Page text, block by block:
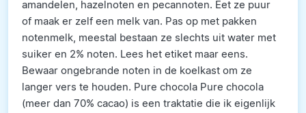
amandelen, hazelnoten en pecannoten. Eet ze puur
of maak er zelf een melk van. Pas op met pakken
notenmelk, meestal bestaan ze slechts uit water met
suiker en 2% noten. Lees het etiket maar eens.
Bewaar ongebrande noten in de koelkast om ze
langer vers te houden. Pure chocola Pure chocola
(meer dan 70% cacao) is een traktatie die ik eigenlijk